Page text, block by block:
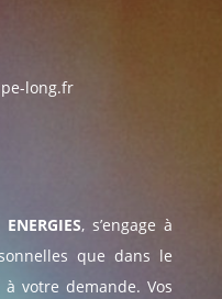
long.fr
, s’engage à
que dans le
votre demande. Vos